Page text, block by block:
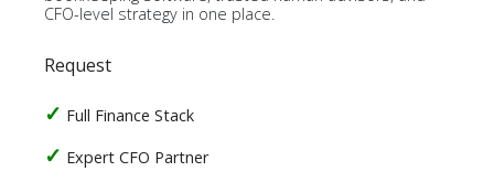
CFO-level strategy in one place.
Request
Full Finance Stack
Expert CFO Partner